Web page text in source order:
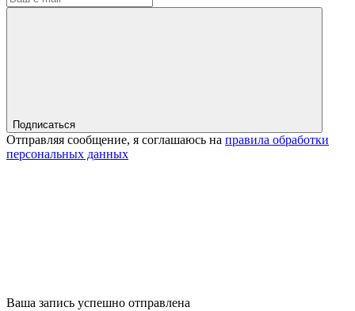
Подписаться
Отправляя сообщение, я соглашаюсь на правила обработки
персональных данных
Ваша запись успешно отправлена